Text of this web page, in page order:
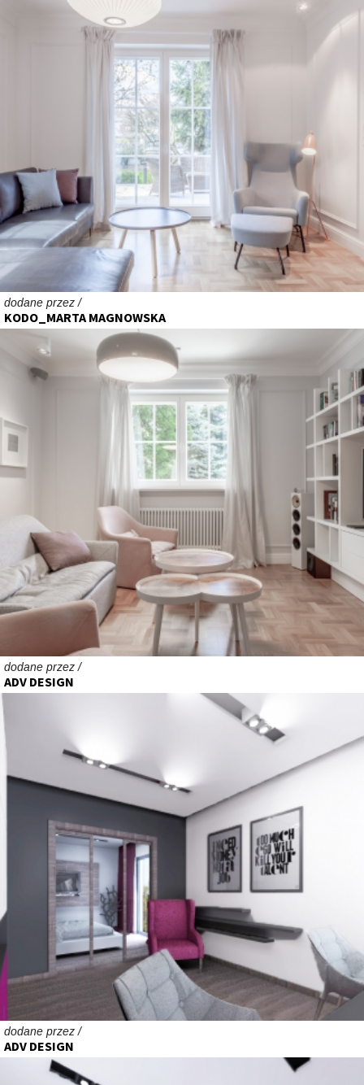
dodane przez /
KODO_MARTA MAGNOWSKA
dodane przez /
ADV DESIGN
dodane przez /
ADV DESIGN